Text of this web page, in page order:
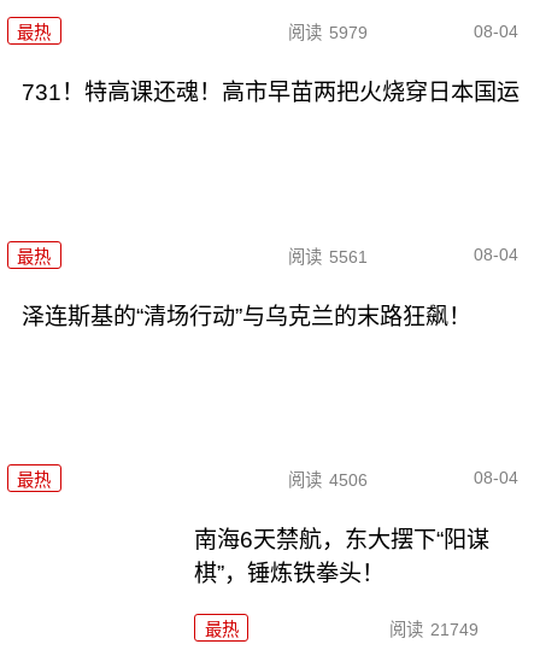
最热 阅读 5979 08-04
731！特高课还魂！高市早苗两把火烧穿日本国运
最热 阅读 5561 08-04
泽连斯基的“清场行动”与乌克兰的末路狂飙！
最热 阅读 4506 08-04
南海6天禁航，东大摆下“阳谋
棋”，锤炼铁拳头！
最热 阅读 21749